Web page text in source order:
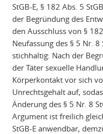
StGB-E, § 182 Abs. 5
der Begründung des
den Ausschluss von §
Neufassung des § 5 Nr.
stichhaltig: Nach der
der Täter sexuelle
Körperkontakt vor sich
Unrechtsgehalt auf,
Änderung des § 5 Nr. 8
Argument ist freilich
StGB-E anwendbar,